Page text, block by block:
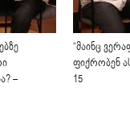
–
“მაინც
ფიქრობენ
15